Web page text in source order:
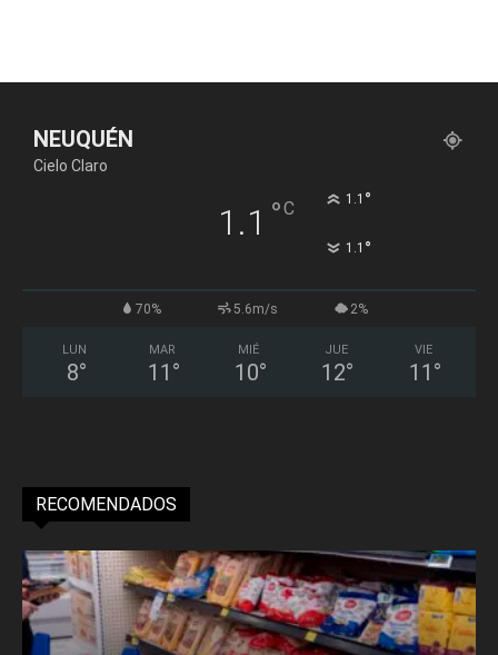
NEUQUÉN
Cielo Claro
1.1 °C 1.1 °
1.1 °
70% 5.6m/s 2%
LUN
8°
MAR
11 °
MIÉ
10°
JUE
12°
VIE
11 °
RECOMENDADOS